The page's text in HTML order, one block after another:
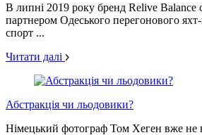
В липні 2019 року бренд Relive Balance
партнером Одеського перегонового
спорт ...
Читати далі
Абстракція чи льодовики?
Німецький фотограф Том Хеген вже не